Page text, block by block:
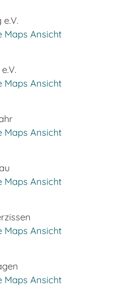
Maps Ansicht
Maps Ansicht
Maps Ansicht
Maps Ansicht
Maps Ansicht
Maps Ansicht